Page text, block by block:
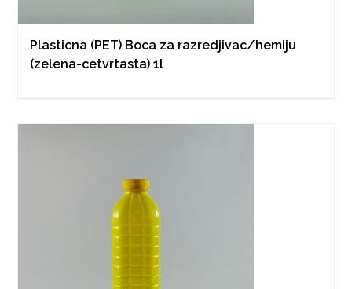
Plasticna (PET) Boca za razredjivac/hemiju
(zelena-cetvrtasta) 1l